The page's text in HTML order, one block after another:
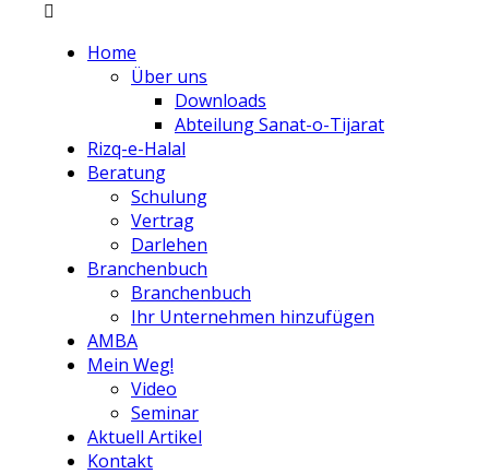
Home
Über uns
Downloads
Abteilung Sanat-o-Tijarat
Rizq-e-Halal
Beratung
Schulung
Vertrag
Darlehen
Branchenbuch
Branchenbuch
Ihr Unternehmen hinzufügen
AMBA
Mein Weg!
Video
Seminar
Aktuell Artikel
Kontakt